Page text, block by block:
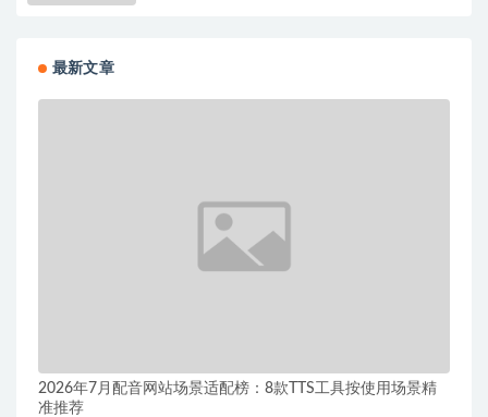
最新文章
2026年7月配音网站场景适配榜：8款TTS工具按使用场景精
准推荐